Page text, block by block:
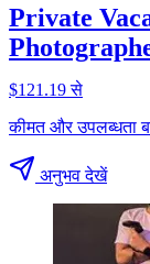
Private
$121.19 से
कीमत और उपलब्धता
अनुभव देखें